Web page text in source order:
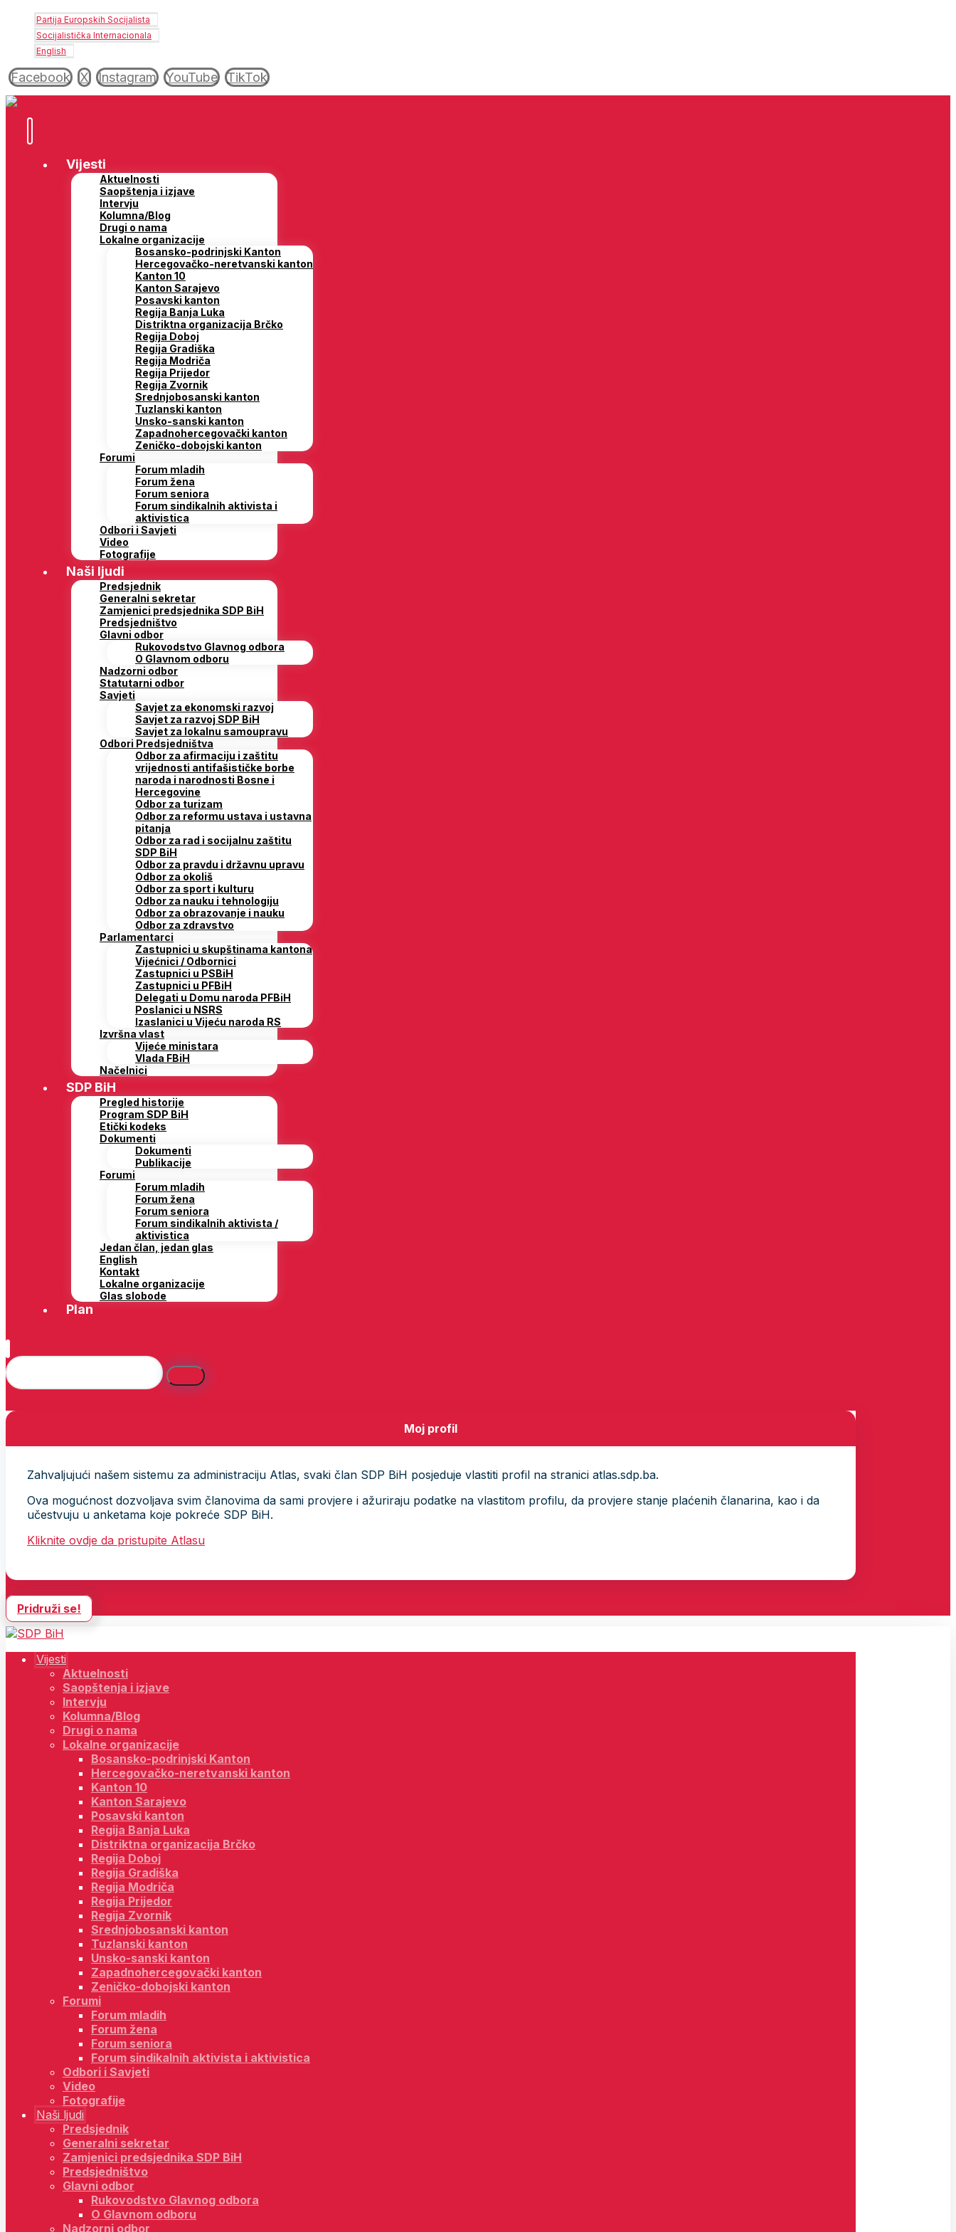
Partija Europskih Socijalista
Socijalistička Internacionala
English
Facebook X Instagram YouTube TikTok
Vijesti
Aktuelnosti
Saopštenja i izjave
Intervju
Kolumna/Blog
Drugi o nama
Lokalne organizacije
Bosansko-podrinjski Kanton
Hercegovačko-neretvanski kanton
Kanton 10
Kanton Sarajevo
Posavski kanton
Regija Banja Luka
Distriktna organizacija Brčko
Regija Doboj
Regija Gradiška
Regija Modriča
Regija Prijedor
Regija Zvornik
Srednjobosanski kanton
Tuzlanski kanton
Unsko-sanski kanton
Zapadnohercegovački kanton
Zeničko-dobojski kanton
Forumi
Forum mladih
Forum žena
Forum seniora
Forum sindikalnih aktivista i
aktivistica
Odbori i Savjeti
Video
Fotografije
Naši ljudi
Predsjednik
Generalni sekretar
Zamjenici predsjednika SDP BiH
Predsjedništvo
Glavni odbor
Rukovodstvo Glavnog odbora
O Glavnom odboru
Nadzorni odbor
Statutarni odbor
Savjeti
Savjet za ekonomski razvoj
Savjet za razvoj SDP BiH
Savjet za lokalnu samoupravu
Odbori Predsjedništva
Odbor za afirmaciju i zaštitu
vrijednosti antifašističke borbe
naroda i narodnosti Bosne i
Hercegovine
Odbor za turizam
Odbor za reformu ustava i ustavna
pitanja
Odbor za rad i socijalnu zaštitu
SDP BiH
Odbor za pravdu i državnu upravu
Odbor za okoliš
Odbor za sport i kulturu
Odbor za nauku i tehnologiju
Odbor za obrazovanje i nauku
Odbor za zdravstvo
Parlamentarci
Zastupnici u skupštinama kantona
Vijećnici / Odbornici
Zastupnici u PSBiH
Zastupnici u PFBiH
Delegati u Domu naroda PFBiH
Poslanici u NSRS
Izaslanici u Vijeću naroda RS
Izvršna vlast
Vijeće ministara
Vlada FBiH
Načelnici
SDP BiH
Pregled historije
Program SDP BiH
Etički kodeks
Dokumenti
Dokumenti
Publikacije
Forumi
Forum mladih
Forum žena
Forum seniora
Forum sindikalnih aktivista /
aktivistica
Jedan član, jedan glas
English
Kontakt
Lokalne organizacije
Glas slobode
Plan
Moj profil
Zahvaljujući našem sistemu za administraciju Atlas, svaki član SDP BiH posjeduje vlastiti profil na stranici atlas.sdp.ba.
Ova mogućnost dozvoljava svim članovima da sami provjere i ažuriraju podatke na vlastitom profilu, da provjere stanje plaćenih članarina, kao i da
učestvuju u anketama koje pokreće SDP BiH.
Kliknite ovdje da pristupite Atlasu
Pridruži se!
Vijesti
Aktuelnosti
Saopštenja i izjave
Intervju
Kolumna/Blog
Drugi o nama
Lokalne organizacije
Bosansko-podrinjski Kanton
Hercegovačko-neretvanski kanton
Kanton 10
Kanton Sarajevo
Posavski kanton
Regija Banja Luka
Distriktna organizacija Brčko
Regija Doboj
Regija Gradiška
Regija Modriča
Regija Prijedor
Regija Zvornik
Srednjobosanski kanton
Tuzlanski kanton
Unsko-sanski kanton
Zapadnohercegovački kanton
Zeničko-dobojski kanton
Forumi
Forum mladih
Forum žena
Forum seniora
Forum sindikalnih aktivista i aktivistica
Odbori i Savjeti
Video
Fotografije
Naši ljudi
Predsjednik
Generalni sekretar
Zamjenici predsjednika SDP BiH
Predsjedništvo
Glavni odbor
Rukovodstvo Glavnog odbora
O Glavnom odboru
Nadzorni odbor